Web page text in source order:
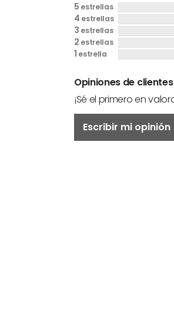
5 estrellas
4 estrellas
3 estrellas
2 estrellas
1 estrella
Opiniones de clientes
¡Sé el primero en
Escribir mi opinión